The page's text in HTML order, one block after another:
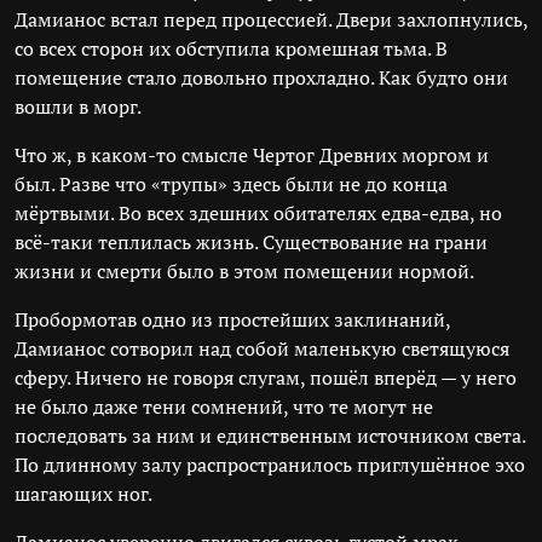
Дамианос встал перед процессией. Двери захлопнулись,
со всех сторон их обступила кромешная тьма. В
помещение стало довольно прохладно. Как будто они
вошли в морг.
Что ж, в каком-то смысле Чертог Древних моргом и
был. Разве что «трупы» здесь были не до конца
мёртвыми. Во всех здешних обитателях едва-едва, но
всё-таки теплилась жизнь. Существование на грани
жизни и смерти было в этом помещении нормой.
Пробормотав одно из простейших заклинаний,
Дамианос сотворил над собой маленькую светящуюся
сферу. Ничего не говоря слугам, пошёл вперёд — у него
не было даже тени сомнений, что те могут не
последовать за ним и единственным источником света.
По длинному залу распространилось приглушённое эхо
шагающих ног.